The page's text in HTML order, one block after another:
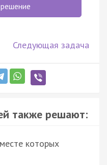
Следующая задача
также решают:
которых